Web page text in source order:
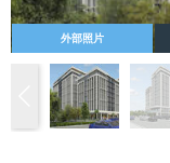
外部照片